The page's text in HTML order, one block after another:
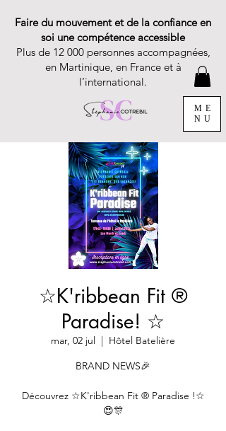
Faire du mouvement et de la confiance en
soi une compétence accessible
Plus de 12 000 personnes accompagnées,
en Martinique, en France et à
l’international.
ME
NU
☆K'ribbean Fit ®
Paradise! ☆
mar, 02 jul
  |
Hôtel Batelière
BRAND NEWS🎉
Découvrez ☆K'ribbean Fit ® Paradise !☆
😍🎊